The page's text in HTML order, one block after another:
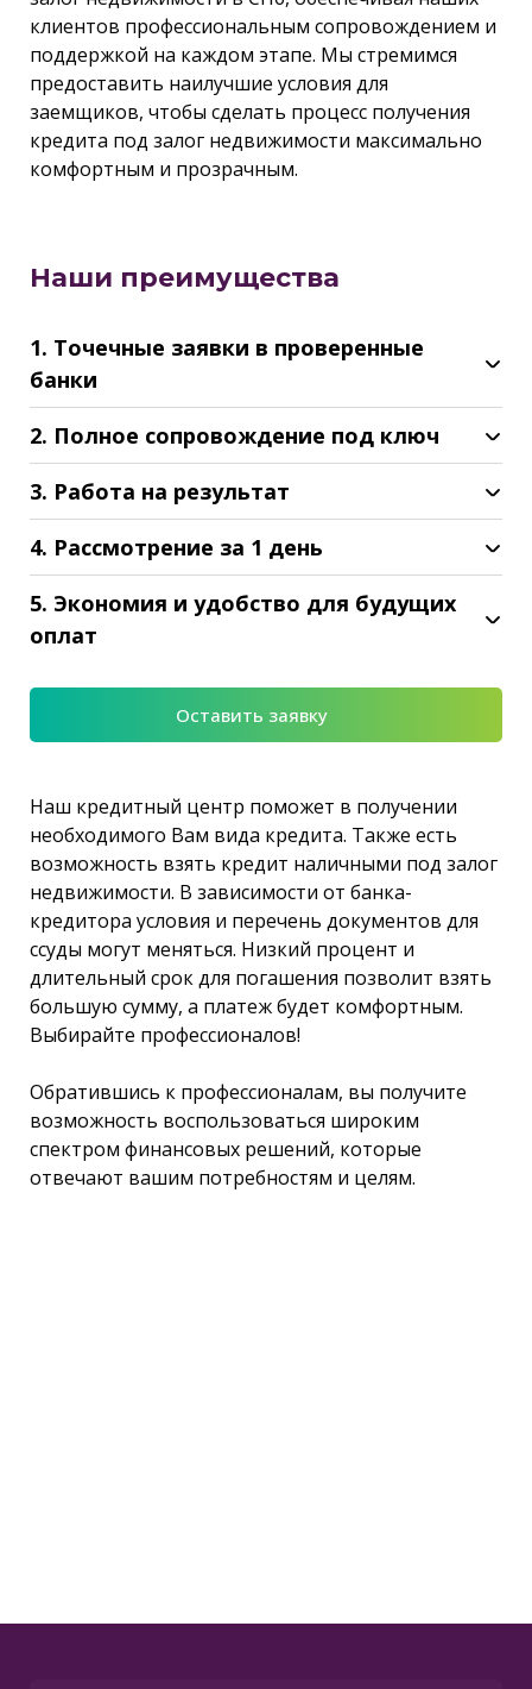
клиентов профессиональным сопровождением и
поддержкой на каждом этапе. Мы стремимся
предоставить наилучшие условия для
заемщиков, чтобы сделать процесс получения
кредита под залог недвижимости максимально
комфортным и прозрачным.
Наши преимущества
1. Точечные заявки в проверенные
банки
2. Полное сопровождение под ключ
3. Работа на результат
4. Рассмотрение за 1 день
5. Экономия и удобство для будущих
оплат
Оставить заявку
Наш кредитный центр поможет в получении
необходимого Вам вида кредита. Также есть
возможность взять кредит наличными под залог
недвижимости. В зависимости от банка-
кредитора условия и перечень документов для
ссуды могут меняться. Низкий процент и
длительный срок для погашения позволит взять
большую сумму, а платеж будет комфортным.
Выбирайте профессионалов!
Обратившись к профессионалам, вы получите
возможность воспользоваться широким
спектром финансовых решений, которые
отвечают вашим потребностям и целям.